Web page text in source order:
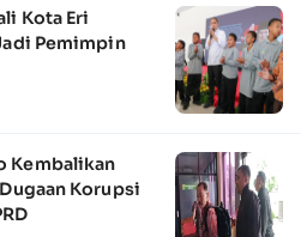
Kota Eri
Pemimpin
Kembalikan
Korupsi